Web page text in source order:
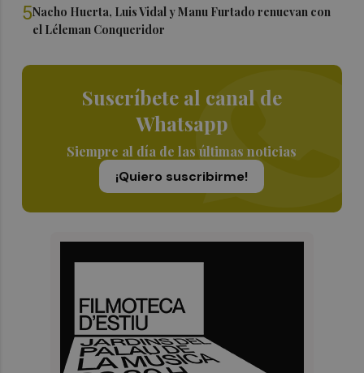
5Nacho Huerta, Luis Vidal y Manu Furtado renuevan con
el Léleman Conqueridor
Suscríbete al canal de
Whatsapp
Siempre al día de las últimas noticias
¡Quiero suscribirme!